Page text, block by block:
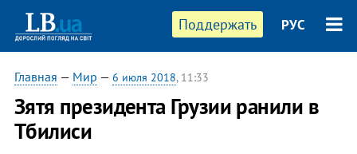
Поддержать РУС
Главная — Мир — 6 июля 2018, 11:33
​Зятя президента Грузии ранили в
Тбилиси